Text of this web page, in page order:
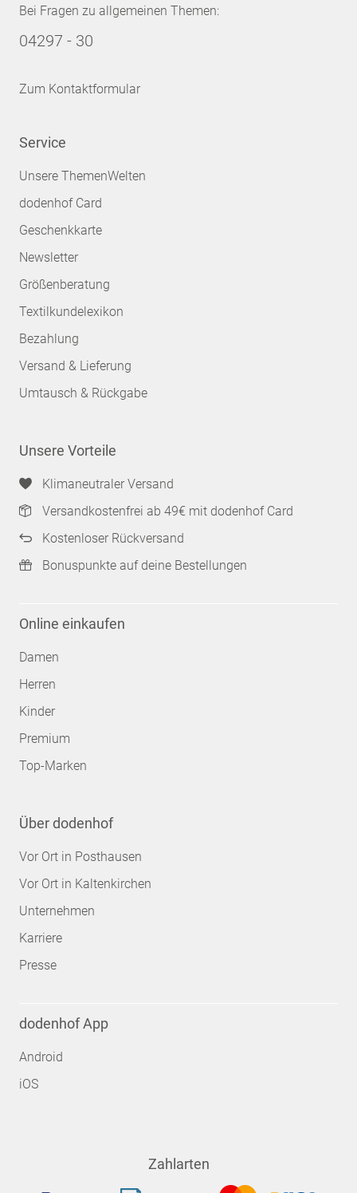
Bei Fragen zu allgemeinen Themen:
04297 - 30
Zum Kontaktformular
Service
Unsere ThemenWelten
dodenhof Card
Geschenkkarte
Newsletter
Größenberatung
Textilkundelexikon
Bezahlung
Versand & Lieferung
Umtausch & Rückgabe
Unsere Vorteile
Klimaneutraler Versand
Versandkostenfrei ab 49€ mit dodenhof Card
Kostenloser Rückversand
Bonuspunkte auf deine Bestellungen
Online einkaufen
Damen
Herren
Kinder
Premium
Top-Marken
Über dodenhof
Vor Ort in Posthausen
Vor Ort in Kaltenkirchen
Unternehmen
Karriere
Presse
dodenhof App
Android
iOS
Zahlarten